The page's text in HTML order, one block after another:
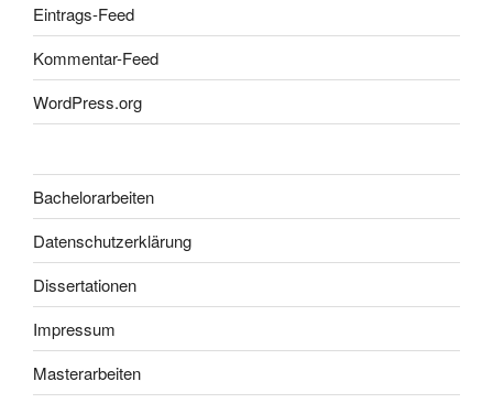
Eintrags-Feed
Kommentar-Feed
WordPress.org
Bachelorarbeiten
Datenschutzerklärung
Dissertationen
Impressum
Masterarbeiten